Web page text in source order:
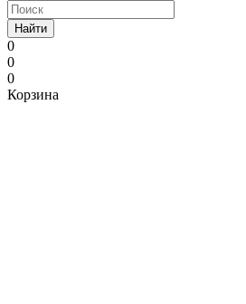
Найти
0
0
0
Корзина